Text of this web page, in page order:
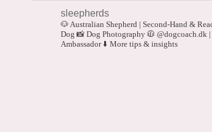
sleepherds
🐶 Australian Shepherd | Second-Hand &
Dog 📸 Dog Photography🧥 @dogcoach.dk |
Ambassador⬇️ More tips & insights